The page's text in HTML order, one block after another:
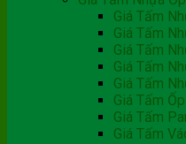
Giá Tấm
Giá Tấm
Giá Tấm
Giá Tấm
Giá Tấm
Giá Tấm
Giá Tấm
Giá Tấm